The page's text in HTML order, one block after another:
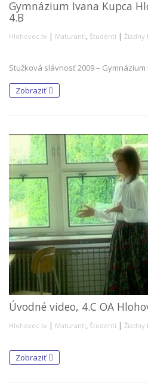
Gymnázium Ivana Kupca
4.B
Hlohovec.tv | Maturanti, Študenti | Žiadny
Stužková slávnosť 2009 –
Zobraziť
Úvodné video, 4.C OA
Hlohovec.tv | Maturanti, Študenti | Žiadny
Zobraziť